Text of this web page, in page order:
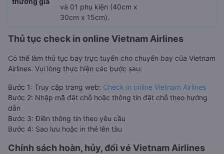
và 01 phụ kiện (40cm x
30cm x 15cm).
Thủ tục check in online Vietnam Airlines
Có thể làm thủ tục bay trực tuyến cho chuyến bay của Vietnam
Airlines. Vui lòng thực hiện các bước sau:
Bước 1: Truy cập trang web: Check in online Vietnam Airlines
Bước 2: Nhập mã đặt chỗ hoặc thông tin đặt chỗ theo hướng
dẫn
Bước 3: Điền thông tin theo yêu cầu
Bước 4: Sao lưu hoặc in thẻ lên tàu
Chính sách hoàn, hủy, đổi vé Vietnam Airlines